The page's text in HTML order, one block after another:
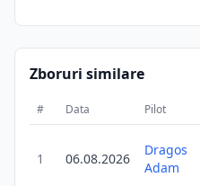
Zboruri similare
# Data Pilot
1 06.08.2026
Dragos
Adam